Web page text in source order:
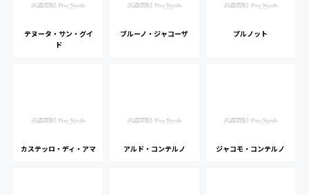
テヌータ・サン・グイ
ド
ブルーノ・ジャコーザ プルノット
カステッロ・ディ・アマ アルド・コンテルノ ジャコモ・コンテルノ